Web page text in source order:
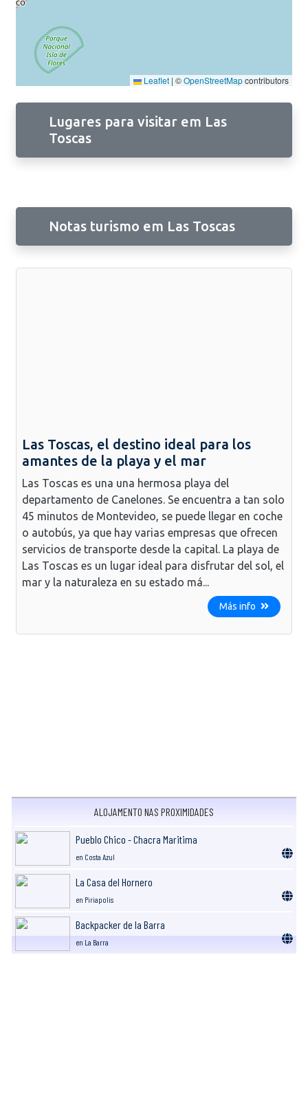
Leaflet | ©OpenStreetMapcontributors
Lugares para visitar em Las
Toscas
Notas turismo em Las Toscas
Las Toscas, el destino ideal para los
amantes de la playa y el mar
Las Toscas es una una hermosa playa del
departamento de Canelones. Se encuentra a tan solo
45 minutos de Montevideo, se puede llegar en coche
o autobús, ya que hay varias empresas que ofrecen
servicios de transporte desde la capital. La playa de
Las Toscas es un lugar ideal para disfrutar del sol, el
mar y la naturaleza en su estado má...
Más info
ALOJAMENTO NAS PROXIMIDADES
Pueblo Chico - Chacra Maritima
en Costa Azul
La Casa del Hornero
en Piriapolis
Backpacker de la Barra
en La Barra